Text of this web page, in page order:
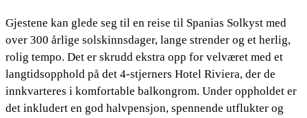
Gjestene kan glede seg til en reise til Spanias Solkyst med
over 300 årlige solskinnsdager, lange strender og et herlig,
rolig tempo. Det er skrudd ekstra opp for velværet med et
langtidsopphold på det 4-stjerners Hotel Riviera, der de
innkvarteres i komfortable balkongrom. Under oppholdet er
det inkludert en god halvpensjon, spennende utflukter og